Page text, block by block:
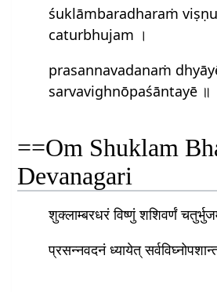
śuklāmbaradharaṁ
caturbhujam ।
prasannavadanaṁ
sarvavighnōpaśāntayē ॥
==Om Shuklam
Devanagari
शुक्लाम्बरधरं विष्णुं शशिवर्णं
प्रसन्नवदनं ध्यायेत्